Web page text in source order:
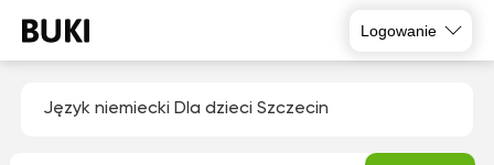
Logowanie
Język niemiecki Dla dzieci Szczecin